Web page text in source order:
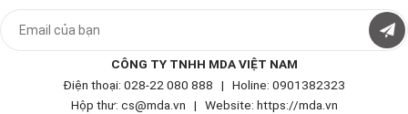
CÔNG TY TNHH MDA VIỆT NAM
Điện thoại: 028-22 080 888 | Holine: 0901382323
Hộp thư: cs@mda.vn | Website: https://mda.vn